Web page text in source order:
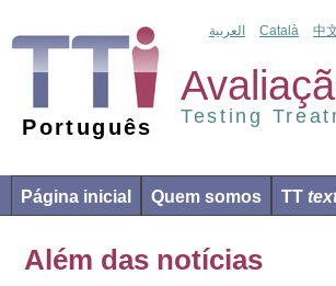
Português Testing
العربية Català 中
Página inicial Quem somos TT
Além das notícias